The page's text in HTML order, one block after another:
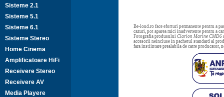
Sisteme 2.1
Sisteme 5.1
Sisteme 6.1
Sisteme Stereo
Home Cinema
Amplificatoare HiFi
Receivere Stereo
Receivere AV
Media Playere
Be-loud.ro face eforturi permanente pentru a
cazuri, pot aparea mici inadvertente pentru a
Fotografia produsului Clarion Marine CMD6
accesorii neincluse in pachetul standard al
fara instiintare prealabila de catre